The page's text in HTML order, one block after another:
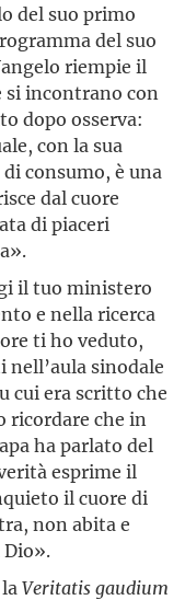
del suo primo
del suo
riempie il
si incontrano con
dopo osserva:
con la sua
consumo, è una
dal cuore
di piaceri
il tuo ministero
e nella ricerca
ti ho veduto,
sinodale
cui era scritto che
ricordare che in
ha parlato del
esprime il
il cuore di
non abita e
Veritatis gaudium